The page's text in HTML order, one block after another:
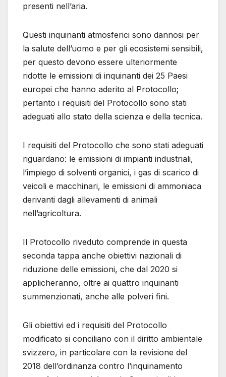
presenti nell’aria.
Questi inquinanti atmosferici sono dannosi per
la salute dell’uomo e per gli ecosistemi sensibili,
per questo devono essere ulteriormente
ridotte le emissioni di inquinanti dei 25 Paesi
europei che hanno aderito al Protocollo;
pertanto i requisiti del Protocollo sono stati
adeguati allo stato della scienza e della tecnica.
I requisiti del Protocollo che sono stati adeguati
riguardano: le emissioni di impianti industriali,
l’impiego di solventi organici, i gas di scarico di
veicoli e macchinari, le emissioni di ammoniaca
derivanti dagli allevamenti di animali
nell’agricoltura.
Il Protocollo riveduto comprende in questa
seconda tappa anche obiettivi nazionali di
riduzione delle emissioni, che dal 2020 si
applicheranno, oltre ai quattro inquinanti
summenzionati, anche alle polveri fini.
Gli obiettivi ed i requisiti del Protocollo
modificato si conciliano con il diritto ambientale
svizzero, in particolare con la revisione del
2018 dell’ordinanza contro l’inquinamento